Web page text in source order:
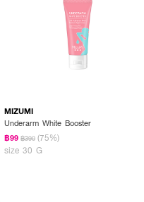
MIZUMI
Underarm White Booster
฿99 ฿390 (75%)
size 30 G